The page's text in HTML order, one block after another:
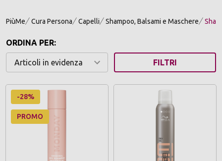
PiùMe Cura Persona Capelli Shampoo, Balsami e Maschere
ORDINA PER:
FILTRI
-28%
PROMO